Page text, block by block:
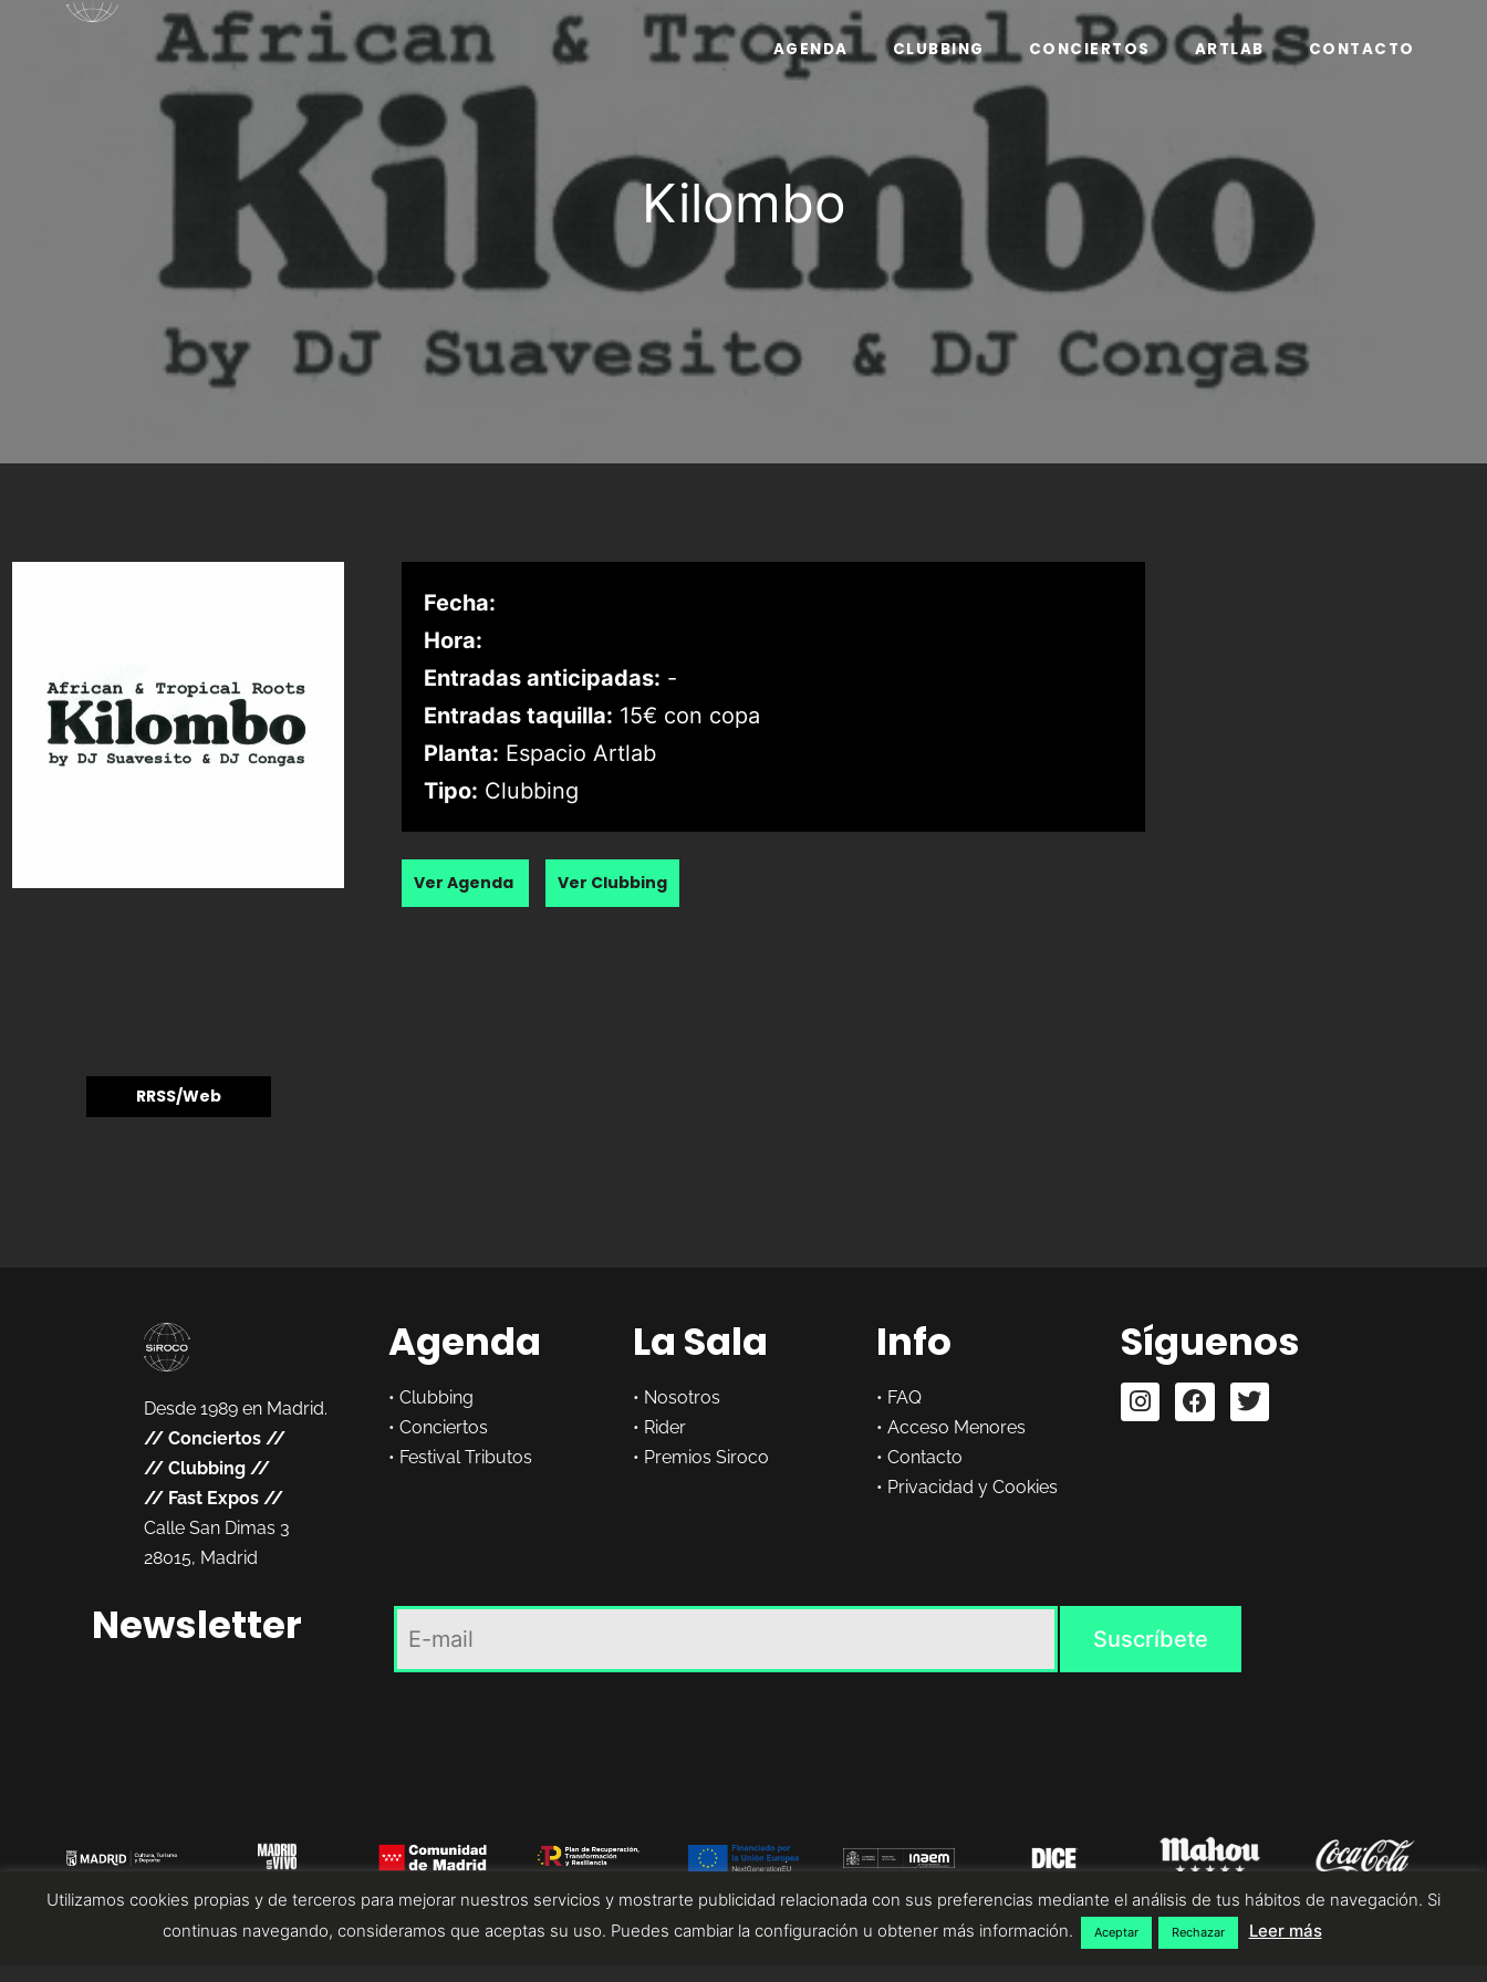
AGENDA CLUBBING CONCIERTOS ARTLAB CONTACTO
Kilombo
RRSS/Web
Fecha:
Hora:
Entradas anticipadas: -
Entradas taquilla: 15€ con copa
Planta: Espacio Artlab
Tipo: Clubbing
Ver Agenda Ver Clubbing
Desde 1989 en Madrid.
// Conciertos //
// Clubbing //
// Fast Expos //
Calle San Dimas 3
28015, Madrid
Agenda
• Clubbing
• Conciertos
• Festival Tributos
La Sala
• Nosotros
• Rider
• Premios Siroco
Info
• FAQ
•Acceso Menores
•Contacto
• Privacidad y Cookies
Síguenos
Newsletter
Utilizamos cookies propias y de terceros para mejorar nuestros servicios y mostrarte publicidad relacionada con sus preferencias mediante el análisis de tus hábitos de navegación. Si
continuas navegando, consideramos que aceptas su uso. Puedes cambiar la configuración u obtener más información.
Aceptar Rechazar Leer más